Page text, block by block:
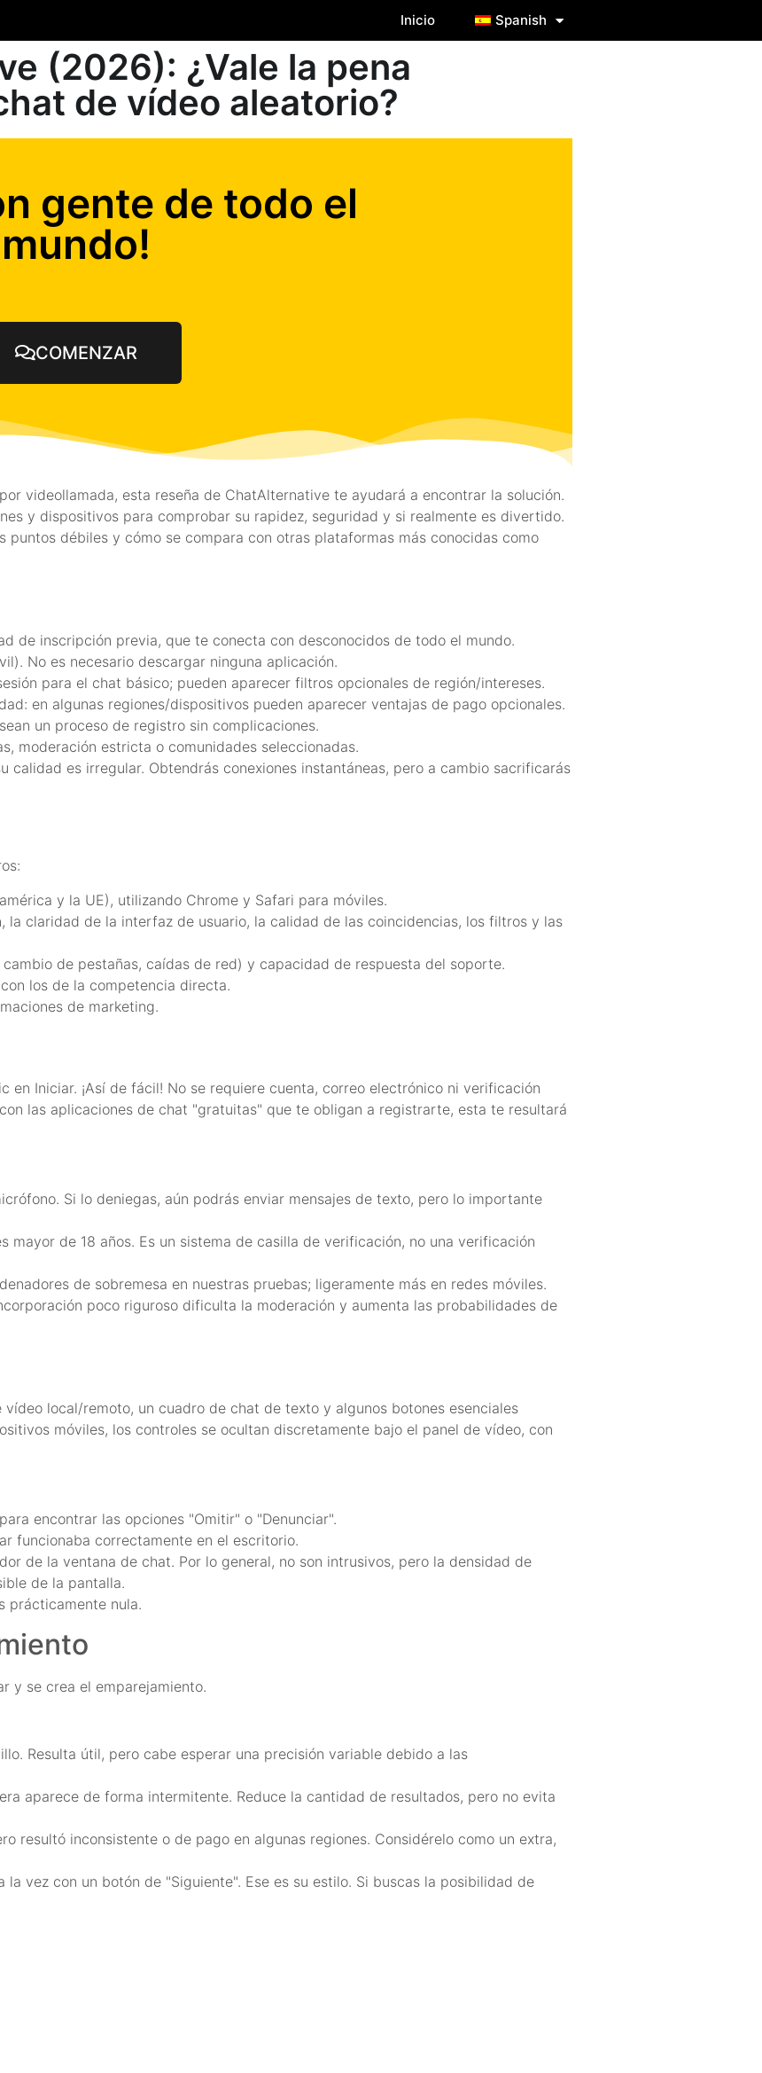
Inicio Spanish
(2026): ¿Vale la pena
de vídeo aleatorio?
gente de todo el
mundo!
COMENZAR
videollamada, esta reseña de ChatAlternative te ayudará a encontrar la solución.
y dispositivos para comprobar su rapidez, seguridad y si realmente es divertido.
débiles y cómo se compara con otras plataformas más conocidas como
de inscripción previa, que te conecta con desconocidos de todo el mundo.
No es necesario descargar ninguna aplicación.
para el chat básico; pueden aparecer filtros opcionales de región/intereses.
en algunas regiones/dispositivos pueden aparecer ventajas de pago opcionales.
un proceso de registro sin complicaciones.
moderación estricta o comunidades seleccionadas.
calidad es irregular. Obtendrás conexiones instantáneas, pero a cambio sacrificarás
y la UE), utilizando Chrome y Safari para móviles.
claridad de la interfaz de usuario, la calidad de las coincidencias, los filtros y las
de pestañas, caídas de red) y capacidad de respuesta del soporte.
los de la competencia directa.
de marketing.
Iniciar. ¡Así de fácil! No se requiere cuenta, correo electrónico ni verificación
las aplicaciones de chat "gratuitas" que te obligan a registrarte, esta te resultará
Si lo deniegas, aún podrás enviar mensajes de texto, pero lo importante
de 18 años. Es un sistema de casilla de verificación, no una verificación
de sobremesa en nuestras pruebas; ligeramente más en redes móviles.
poco riguroso dificulta la moderación y aumenta las probabilidades de
local/remoto, un cuadro de chat de texto y algunos botones esenciales
móviles, los controles se ocultan discretamente bajo el panel de vídeo, con
encontrar las opciones "Omitir" o "Denunciar".
funcionaba correctamente en el escritorio.
de la ventana de chat. Por lo general, no son intrusivos, pero la densidad de
de la pantalla.
prácticamente nula.
y se crea el emparejamiento.
Resulta útil, pero cabe esperar una precisión variable debido a las
aparece de forma intermitente. Reduce la cantidad de resultados, pero no evita
resultó inconsistente o de pago en algunas regiones. Considérelo como un extra,
vez con un botón de "Siguiente". Ese es su estilo. Si buscas la posibilidad de